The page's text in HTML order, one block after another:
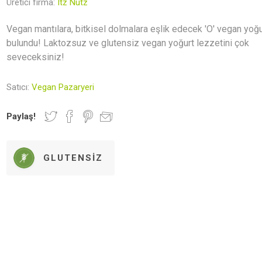
ve Mumlar Hediye Rehberi
Kahvaltılık Gevrekler
Kaplar Deodorantlar
Newer Foods Lethe Vegan
Üretici firma: Itz Nutz
Vegan mantılara, bitkisel dolmalara eşlik edecek 'O' vegan
bulundu! Laktozsuz ve glutensiz vegan yoğurt lezzetini çok
seveceksiniz!
Satıcı: Vegan Pazaryeri
Paylaş!
GLUTENSIZ